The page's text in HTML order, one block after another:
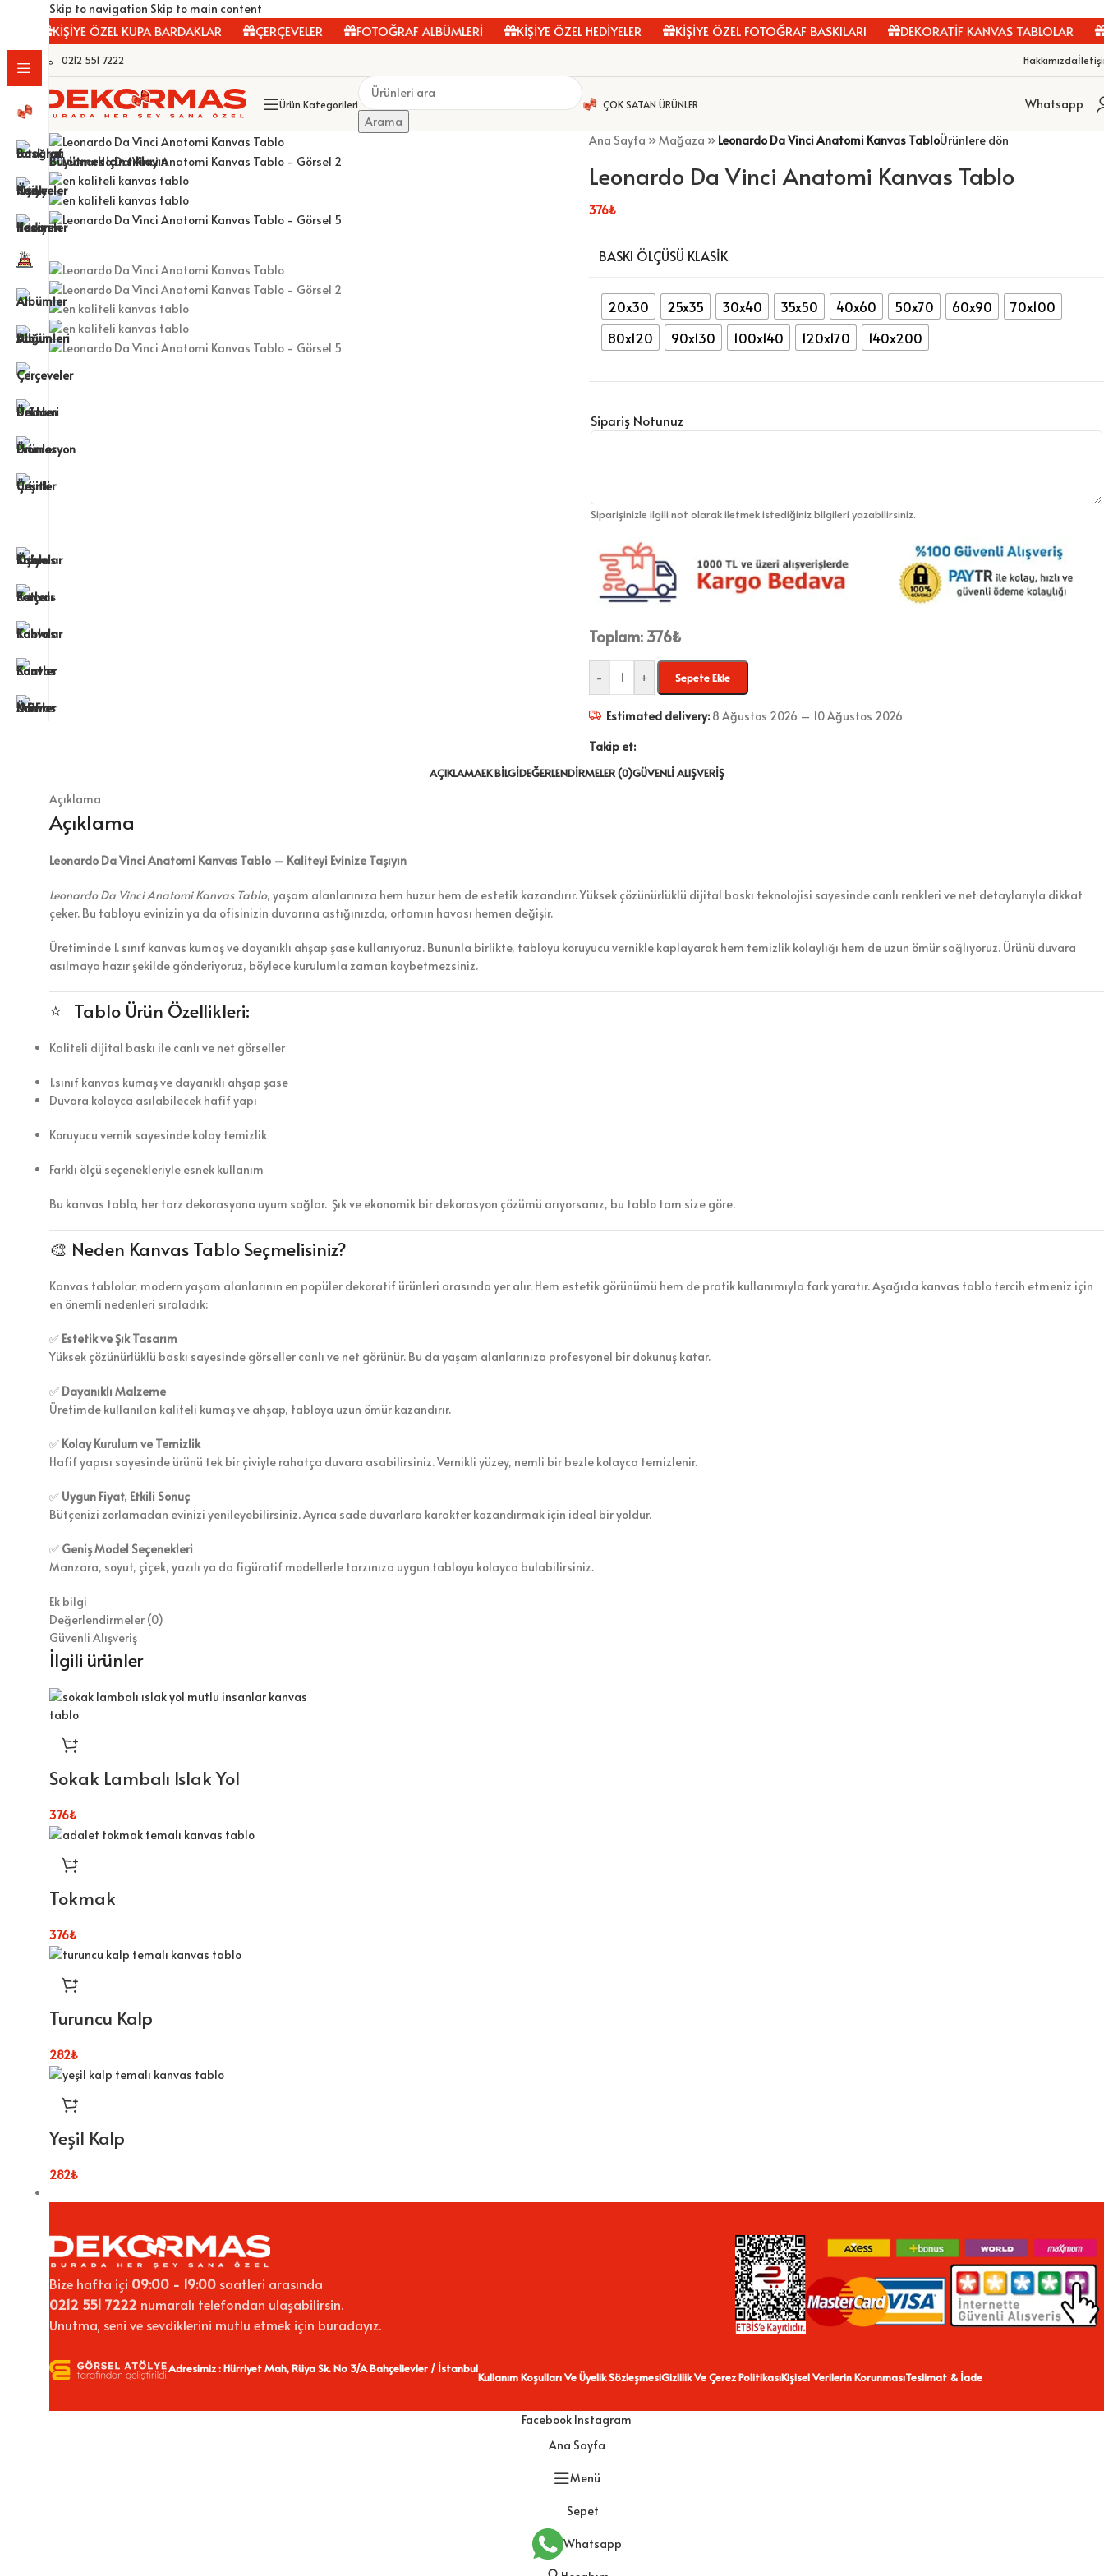
Skip to navigation Skip to main content
KİŞİYE ÖZEL KUPA BARDAKLAR ÇERÇEVELER FOTOĞRAF ALBÜMLERİ KİŞİYE ÖZEL HEDİYELER KİŞİYE ÖZEL FOTOĞRAF BASKILARI DEKORATİF KANVAS TABLOLAR
0212 551 7222 Hakkımızda
Ürün Kategorileri
Arama
ÇOK SATAN ÜRÜNLER Whatsapp
Büyütmek için tıklayın
Ana Sayfa »Mağaza » Leonardo Da Vinci Anatomi Kanvas TabloÜrünlere dön
Leonardo Da Vinci Anatomi Kanvas Tablo
376₺
BASKI ÖLÇÜSÜ KLASIK
20x30 25x35 30x40 35x50 40x60 50x70 60x90
70x100
80x120
90x130 100x140 120x170 140x200
Sipariş Notunuz
Siparişinizle ilgili not olarak iletmek istediğiniz bilgileri yazabilirsiniz.
Toplam: 376₺
- + Sepete Ekle
Estimated delivery: 8 Ağustos 2026 – 10 Ağustos 2026
Takip et:
AÇIKLAMAEK BILGIDEĞERLENDIRMELER (0)GÜVENLI ALIŞVERIŞ
Açıklama
Açıklama
Leonardo Da Vinci Anatomi Kanvas Tablo – Kaliteyi Evinize Taşıyın
Leonardo Da Vinci Anatomi Kanvas Tablo, yaşam alanlarınıza hem huzur hem de estetik kazandırır. Yüksek çözünürlüklü dijital baskı teknolojisi sayesinde canlı renkleri ve net detaylarıyla dikkat
çeker. Bu tabloyu evinizin ya da ofisinizin duvarına astığınızda, ortamın havası hemen değişir.
Üretiminde 1. sınıf kanvas kumaş ve dayanıklı ahşap şase kullanıyoruz. Bununla birlikte, tabloyu koruyucu vernikle kaplayarak hem temizlik kolaylığı hem de uzun ömür sağlıyoruz. Ürünü duvara
asılmaya hazır şekilde gönderiyoruz, böylece kurulumla zaman kaybetmezsiniz.
⭐ Tablo Ürün Özellikleri:
Kaliteli dijital baskı ile canlı ve net görseller
1.sınıf kanvas kumaş ve dayanıklı ahşap şase
Duvara kolayca asılabilecek hafif yapı
Koruyucu vernik sayesinde kolay temizlik
Farklı ölçü seçenekleriyle esnek kullanım
Bu kanvas tablo, her tarz dekorasyona uyum sağlar. Şık ve ekonomik bir dekorasyon çözümü arıyorsanız, bu tablo tam size göre.
🎨 Neden Kanvas Tablo Seçmelisiniz?
Kanvas tablolar, modern yaşam alanlarının en popüler dekoratif ürünleri arasında yer alır. Hem estetik görünümü hem de pratik kullanımıyla fark yaratır. Aşağıda kanvas tablo tercih etmeniz için
en önemli nedenleri sıraladık:
✅ Estetik ve Şık Tasarım
Yüksek çözünürlüklü baskı sayesinde görseller canlı ve net görünür. Bu da yaşam alanlarınıza profesyonel bir dokunuş katar.
✅ Dayanıklı Malzeme
Üretimde kullanılan kaliteli kumaş ve ahşap, tabloya uzun ömür kazandırır.
✅ Kolay Kurulum ve Temizlik
Hafif yapısı sayesinde ürünü tek bir çiviyle rahatça duvara asabilirsiniz. Vernikli yüzey, nemli bir bezle kolayca temizlenir.
✅ Uygun Fiyat, Etkili Sonuç
Bütçenizi zorlamadan evinizi yenileyebilirsiniz. Ayrıca sade duvarlara karakter kazandırmak için ideal bir yoldur.
✅ Geniş Model Seçenekleri
Manzara, soyut, çiçek, yazılı ya da figüratif modellerle tarzınıza uygun tabloyu kolayca bulabilirsiniz.
Ek bilgi
Değerlendirmeler (0)
Güvenli Alışveriş
İlgili ürünler
Sokak Lambalı Islak Yol
376₺
Tokmak
376₺
Turuncu Kalp
282₺
Yeşil Kalp
282₺
Bize hafta içi 09:00 - 19:00 saatleri arasında
0212 551 7222 numaralı telefondan ulaşabilirsin.
Unutma, seni ve sevdiklerini mutlu etmek için buradayız.
Adresimiz : Hürriyet Mah, Rüya Sk. No 3/A Bahçelievler / İstanbul
Kullanım Koşulları Ve Üyelik SözleşmesiGizlilik Ve Çerez PolitikasıKişisel Verilerin KorunmasıTeslimat & İade
Facebook Instagram
Ana Sayfa
Menü
Sepet
Whatsapp